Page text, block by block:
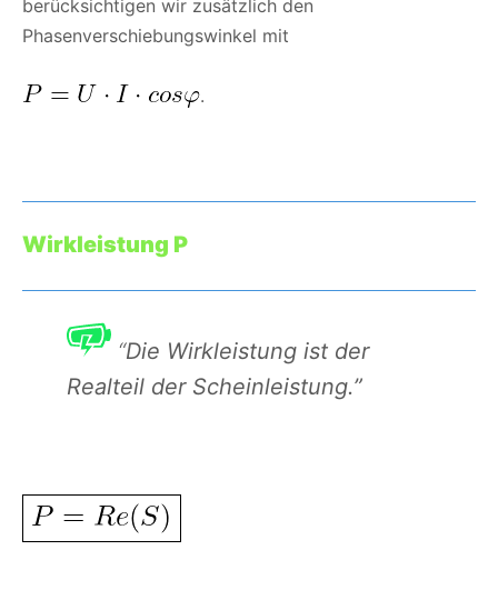
berücksichtigen wir zusätzlich den
Phasenverschiebungswinkel mit
.
Wirkleistung P
“Die Wirkleistung ist der
Realteil der Scheinleistung.”